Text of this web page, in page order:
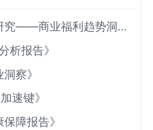
究——商业福利趋势洞
析报告》
察》
速键》
障报告》